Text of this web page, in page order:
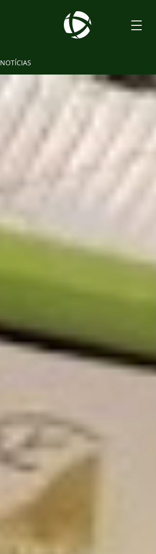
NOTÍCIAS